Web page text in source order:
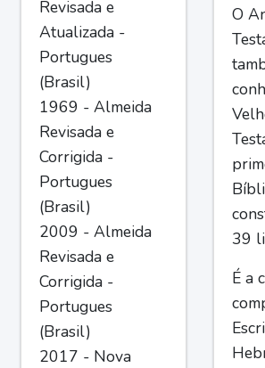
Revisada e
Atualizada -
Portugues
(Brasil)
1969 - Almeida
Revisada e
Corrigida -
Portugues
(Brasil)
2009 - Almeida
Revisada e
Corrigida -
Portugues
(Brasil)
2017 - Nova
O
39
É a